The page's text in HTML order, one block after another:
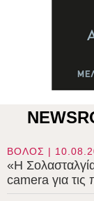
ΒΟΛΟΣ |
«Η
camera για τις